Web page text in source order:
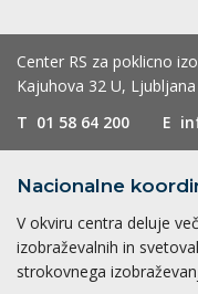
Center RS za poklicno
Kajuhova 32 U, Ljubljana
T 01 58 64 200 E
Nacionalne
V okviru centra deluje
izobraževalnih in
strokovnega